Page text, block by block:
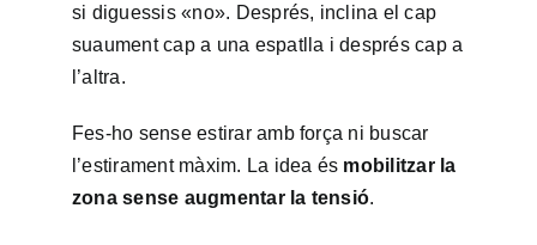
si diguessis «no». Després, inclina el cap
suaument cap a una espatlla i després cap a
l’altra.
Fes-ho sense estirar amb força ni buscar
l’estirament màxim. La idea és mobilitzar la
zona sense augmentar la tensió.